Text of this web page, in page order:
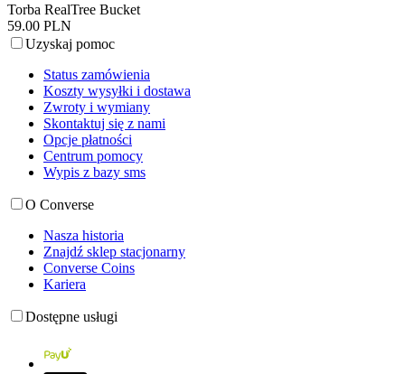
Torba RealTree Bucket
59.00 PLN
Uzyskaj pomoc
Status zamówienia
Koszty wysyłki i dostawa
Zwroty i wymiany
Skontaktuj się z nami
Opcje płatności
Centrum pomocy
Wypis z bazy sms
O Converse
Nasza historia
Znajdź sklep stacjonarny
Converse Coins
Kariera
Dostępne usługi